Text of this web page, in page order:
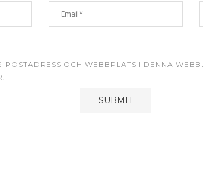
POSTADRESS OCH WEBBPLATS I DENNA